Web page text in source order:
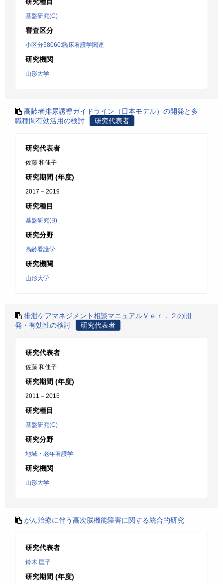
基盤研究(C)
審査区分
小区分58060:臨床看護学関連
研究機関
山形大学
高齢者排尿誘導ガイドライン（日本モデル）の開発と多
職種間有効活用の検討
研究代表者
研究代表者
佐藤 和佳子
研究期間 (年度)
2017 – 2019
研究種目
基盤研究(B)
研究分野
高齢看護学
研究機関
山形大学
排泄ケアマネジメント相談マニュアルＶｅｒ．２の開
発・有効性の検討
研究代表者
研究代表者
佐藤 和佳子
研究期間 (年度)
2011 – 2015
研究種目
基盤研究(C)
研究分野
地域・老年看護学
研究機関
山形大学
がん治療に伴う高次脳機能障害に関する統合的研究
研究代表者
鈴木 匡子
研究期間 (年度)